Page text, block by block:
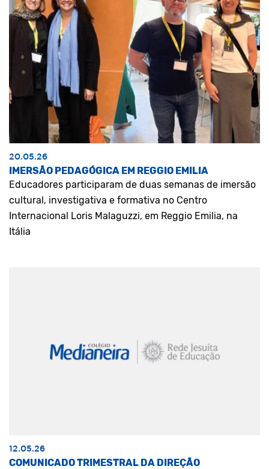
20.05.26
IMERSÃO PEDAGÓGICA EM REGGIO EMILIA
Educadores participaram de duas semanas de imersão
cultural, investigativa e formativa no Centro
Internacional Loris Malaguzzi, em Reggio Emilia, na
Itália
12.05.26
COMUNICADO TRIMESTRAL DA DIREÇÃO